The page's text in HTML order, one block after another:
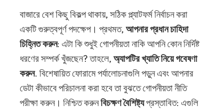
বাজারে বেশ কিছু বিকল্প থাকায়, সঠিক প্ল্যাটফর্ম নির্বাচন করা
একটি গুরুত্বপূর্ণ পদক্ষেপ। প্রথমত,আপনার প্রধান চাহিদা
চিহ্নিত করুন: এটা কি শুধুই গোপনীয়তা নাকি আপনি কোন নির্দিষ্ট
ধরণের সম্পর্ক খুঁজছেন? তাহলে,অ্যাপটির খ্যাতি নিয়ে গবেষণা
করুন. বিশেষায়িত ফোরামে পর্যালোচনাগুলি পড়ুন এবং আপনার
ডেটা কীভাবে পরিচালনা করা হবে তা বুঝতে গোপনীয়তা নীতি
পরীক্ষা করুন। নিশ্চিত করুনবিচক্ষণ বৈশিষ্ট্যপ্রস্তাবিত: এগুলি